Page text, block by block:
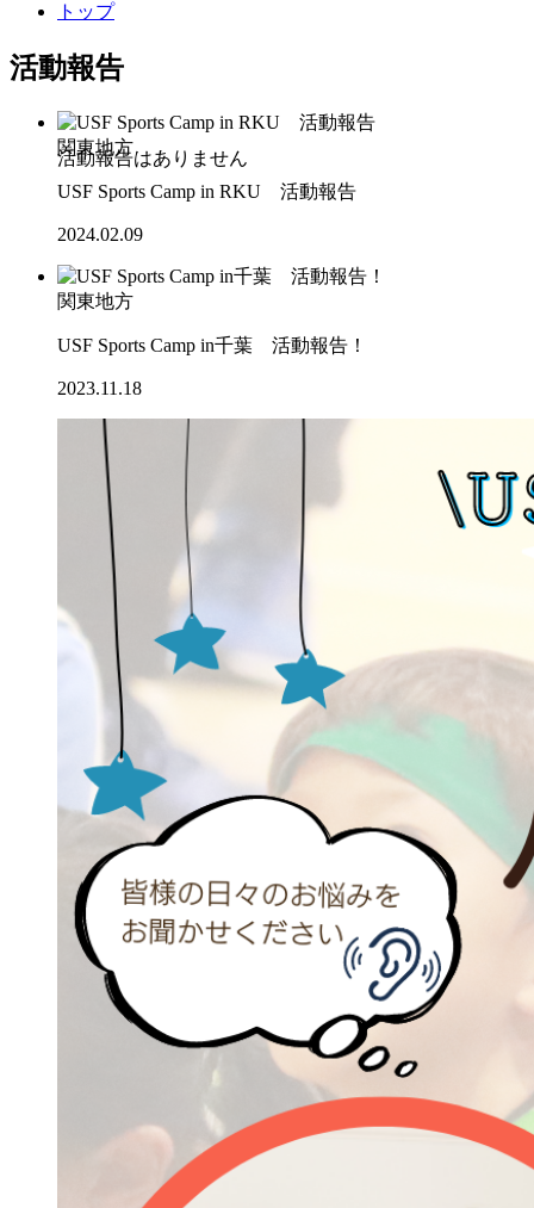
トップ
活動報告
関東地方
USF Sports Camp in RKU 活動報告
2024.02.09
関東地方
USF Sports Camp in千葉 活動報告！
2023.11.18